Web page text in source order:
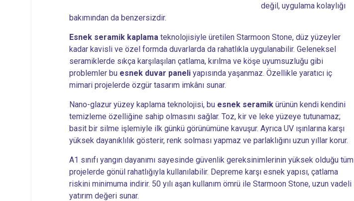
değil, uygulama kolaylığı
bakımından da benzersizdir.
Esnek seramik kaplama teknolojisiyle üretilen Starmoon Stone, düz yüzeyler
kadar kavisli ve özel formda duvarlarda da rahatlıkla uygulanabilir. Geleneksel
seramiklerde sıkça karşılaşılan çatlama, kırılma ve köşe uyumsuzluğu gibi
problemler bu esnek duvar paneli yapısında yaşanmaz. Özellikle yaratıcı iç
mimari projelerde özgür tasarım imkânı sunar.
Nano-glazur yüzey kaplama teknolojisi, bu esnek seramik ürünün kendi kendini
temizleme özelliğine sahip olmasını sağlar. Toz, kir ve leke yüzeye tutunamaz;
basit bir silme işlemiyle ilk günkü görünümüne kavuşur. Ayrıca UV ışınlarına karşı
yüksek dayanıklılık gösterir, renk solması yapmaz ve parlaklığını uzun yıllar korur.
A1 sınıfı yangın dayanımı sayesinde güvenlik gereksinimlerinin yüksek olduğu tüm
projelerde gönül rahatlığıyla kullanılabilir. Depreme karşı esnek yapısı, çatlama
riskini minimuma indirir. 50 yılı aşan kullanım ömrü ile Starmoon Stone, uzun vadeli
yatırım değeri sunar.